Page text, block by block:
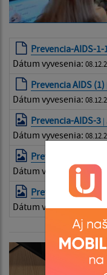
Prevencia-AIDS-1-
Dátum vyvesenia:
Prevencia AIDS (1)
Dátum vyvesenia:
Prevencia-AIDS-3 |
Dátum vyvesenia:
Prevencia-AIDS-2
Dátum vyvesenia:
Prevencia-AIDS-1
Dátum vyvesenia: